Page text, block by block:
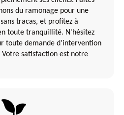
du ramonage pour une
tracas, et profitez à
toute tranquillité. N'hésitez
toute demande d'intervention
satisfaction est notre